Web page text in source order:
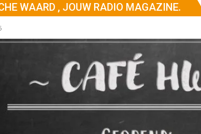
WAARD , JOUW RADIO MAGAZINE.